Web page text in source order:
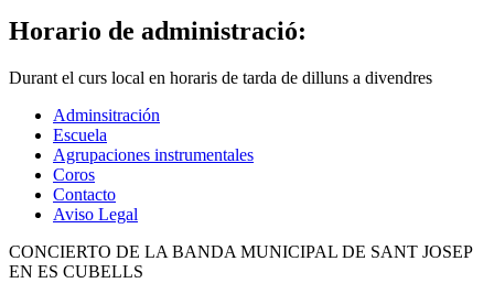
Horario de administració:
Durant el curs local en horaris de tarda de dilluns a divendres
Adminsitración
Escuela
Agrupaciones instrumentales
Coros
Contacto
Aviso Legal
CONCIERTO DE LA BANDA MUNICIPAL DE SANT JOSEP
EN ES CUBELLS